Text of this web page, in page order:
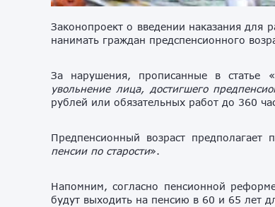
Законопроект о введении наказания для
нанимать граждан предспенсионного
За нарушения, прописанные в статье «
увольнение лица, достигшего
рублей или обязательных работ до 360
Предпенсионный возраст предполагает
пенсии по старости».
Напомним, согласно пенсионной
будут выходить на пенсию в 60 и 65 лет